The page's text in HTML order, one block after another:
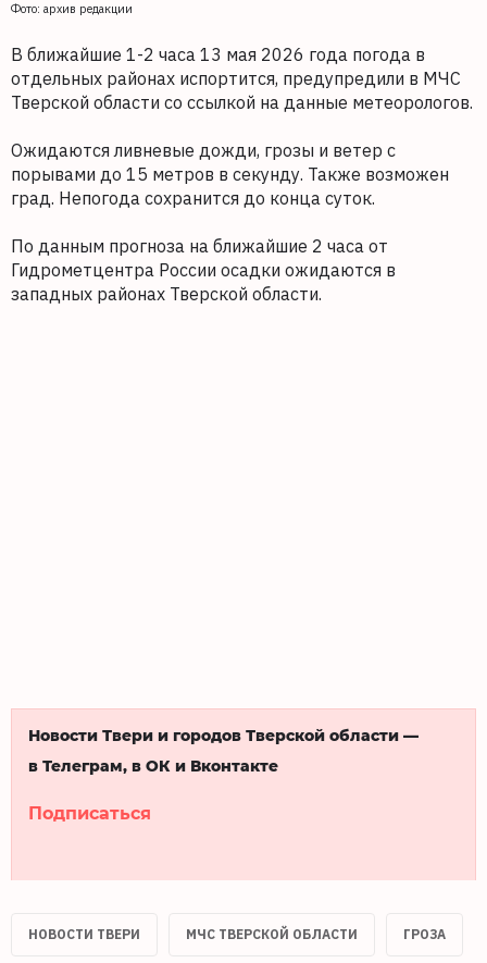
Фото: архив редакции
В ближайшие 1-2 часа 13 мая 2026 года погода в
отдельных районах испортится, предупредили в МЧС
Тверской области со ссылкой на данные метеорологов.
Ожидаются ливневые дожди, грозы и ветер с
порывами до 15 метров в секунду. Также возможен
град. Непогода сохранится до конца суток.
По данным прогноза на ближайшие 2 часа от
Гидрометцентра России осадки ожидаются в
западных районах Тверской области.
Новости Твери и городов Тверской области —
в Телеграм, в ОК и Вконтакте
Подписаться
НОВОСТИ ТВЕРИ МЧС ТВЕРСКОЙ ОБЛАСТИ ГРОЗА